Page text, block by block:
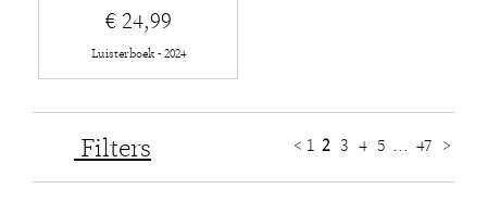
€ 24,99
Luisterboek - 2024
Filters < 1 2 3 4 5 ... 47 >